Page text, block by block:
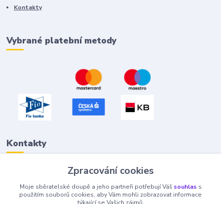
Kontakty
Vybrané platební metody
Kontakty
info@tivan.cz
Zpracování cookies
Moje sběratelské doupě a jeho partneři potřebují Váš souhlas s
použitím souborů cookies, aby Vám mohli zobrazovat informace
týkající se Vašich zájmů.